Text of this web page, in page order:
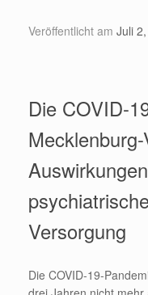
Veröffentlicht am Juli
Die COVID-
Versorgung
Die COVID-19-